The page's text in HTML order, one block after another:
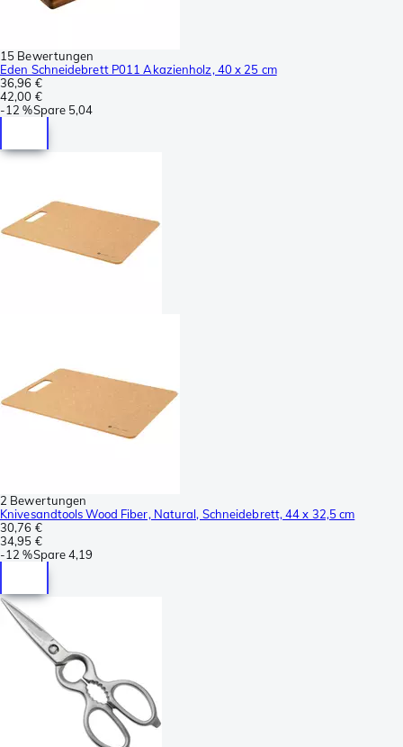
15 Bewertungen
Eden Schneidebrett P011 Akazienholz, 40 x 25 cm
36,96 €
42,00 €
-12 %Spare 5,04
2 Bewertungen
Knivesandtools Wood Fiber, Natural, Schneidebrett, 44 x 32,5 cm
30,76 €
34,95 €
-12 %Spare4,19